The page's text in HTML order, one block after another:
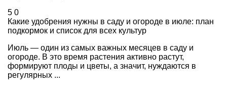
5 0
Какие удобрения нужны в саду и огороде в июле: план
подкормок и список для всех культур
Июль — один из самых важных месяцев в саду и
огороде. В это время растения активно растут,
формируют плоды и цветы, а значит, нуждаются в
регулярных ...